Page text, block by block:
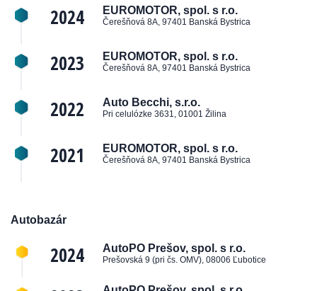
2024 EUROMOTOR, spol. s r.o.
Čerešňová 8A, 97401 Banská Bystrica
2023 EUROMOTOR, spol. s r.o.
Čerešňová 8A, 97401 Banská Bystrica
2022 Auto Becchi, s.r.o.
Pri celulózke 3631, 01001 Žilina
2021 EUROMOTOR, spol. s r.o.
Čerešňová 8A, 97401 Banská Bystrica
Autobazár
2024 AutoPO Prešov, spol. s r.o.
Prešovská 9 (pri čs. OMV), 08006 Ľubotice